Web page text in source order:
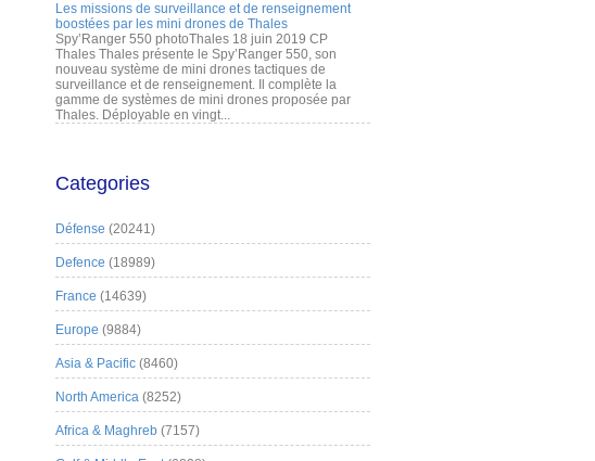
Les missions de surveillance et de renseignement
boostées par les mini drones de Thales
Spy’Ranger 550 photoThales 18 juin 2019 CP
Thales Thales présente le Spy’Ranger 550, son
nouveau système de mini drones tactiques de
surveillance et de renseignement. Il complète la
gamme de systèmes de mini drones proposée par
Thales. Déployable en vingt...
Categories
Défense (20241)
Defence (18989)
France (14639)
Europe (9884)
Asia & Pacific (8460)
North America (8252)
Africa & Maghreb (7157)